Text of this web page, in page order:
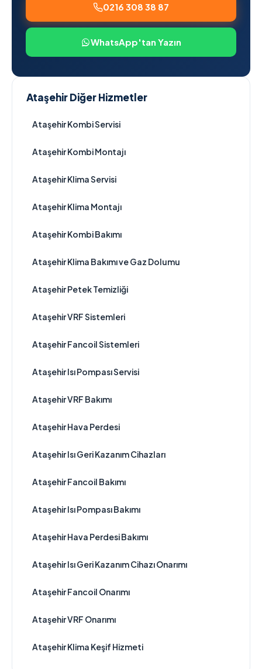
0216 308 38 87
WhatsApp'tan Yazın
Ataşehir Diğer Hizmetler
Ataşehir Kombi Servisi
Ataşehir Kombi Montajı
Ataşehir Klima Servisi
Ataşehir Klima Montajı
Ataşehir Kombi Bakımı
Ataşehir Klima Bakımı ve Gaz Dolumu
Ataşehir Petek Temizliği
Ataşehir VRF Sistemleri
Ataşehir Fancoil Sistemleri
Ataşehir Isı Pompası Servisi
Ataşehir VRF Bakımı
Ataşehir Hava Perdesi
Ataşehir Isı Geri Kazanım Cihazları
Ataşehir Fancoil Bakımı
Ataşehir Isı Pompası Bakımı
Ataşehir Hava Perdesi Bakımı
Ataşehir Isı Geri Kazanım Cihazı Onarımı
Ataşehir Fancoil Onarımı
Ataşehir VRF Onarımı
Ataşehir Klima Keşif Hizmeti